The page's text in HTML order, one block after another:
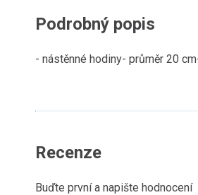
Podrobný popis
- nástěnné hodiny- průměr 20
Recenze
Buďte první a napište hodnocení